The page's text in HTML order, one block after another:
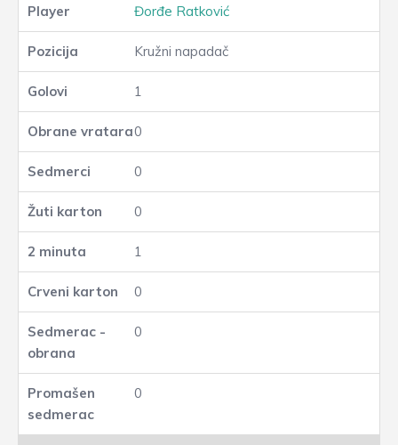
Đorđe Ratković
Kružni napadač
1
0
0
0
1
0
0
0